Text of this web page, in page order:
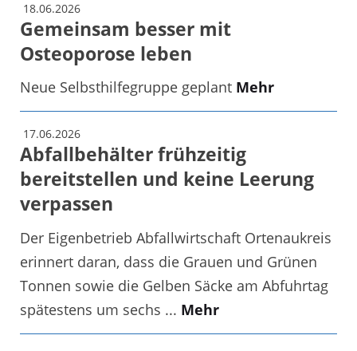
18.06.2026
Gemeinsam besser mit
Osteoporose leben
Neue Selbsthilfegruppe geplant Mehr
17.06.2026
Abfallbehälter frühzeitig
bereitstellen und keine Leerung
verpassen
Der Eigenbetrieb Abfallwirtschaft Ortenaukreis
erinnert daran, dass die Grauen und Grünen
Tonnen sowie die Gelben Säcke am Abfuhrtag
spätestens um sechs ... Mehr